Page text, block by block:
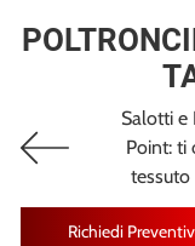
Salotti e
Point: ti
tessuto
Richiedi